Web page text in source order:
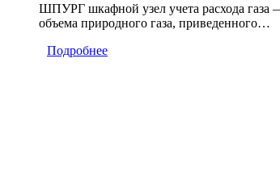
ШПУРГ шкафной узел учета расхода газа
объема природного газа, приведенного…
Подробнее